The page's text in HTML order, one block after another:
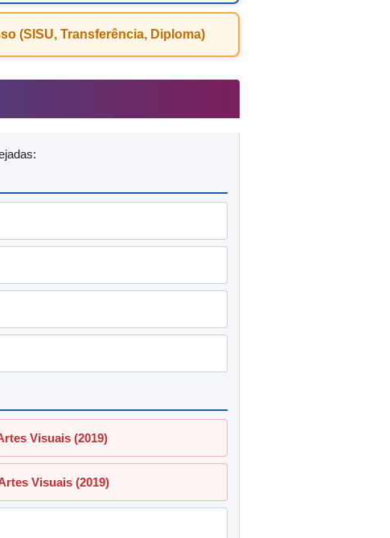
(SISU, Transferência, Diploma)
Visuais (2019)
Visuais (2019)